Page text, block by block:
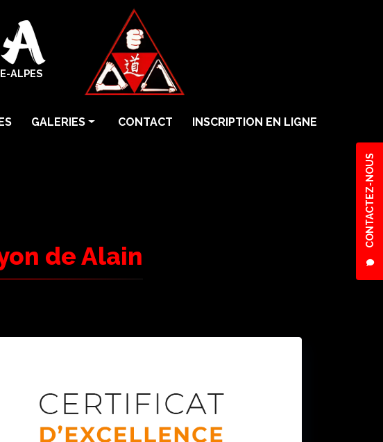
ALPES
CONTACTEZ-NOUS
GALERIES CONTACT INSCRIPTION EN LIGNE
de Alain